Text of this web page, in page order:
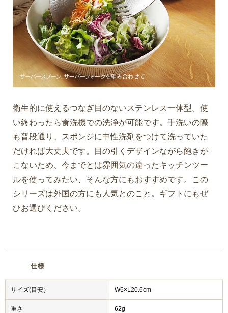
衛生的に使えるつなぎ目のないステンレス一体型。使
い終わったら食洗機での洗浄が可能です。手洗いの際
も普段通り、スポンジに中性洗剤をつけて洗っていた
だければ大丈夫です。目の引くデザインながら飽きが
こないため、今までとは雰囲気の違ったキッチンツー
ルを使ってみたい、そんな方にもおすすめです。この
シリーズは外国の方にも人気とのこと。ギフトにもぜ
ひお選びください。
仕様
サイズ(目安） W6×L20.6cm
重さ 62g